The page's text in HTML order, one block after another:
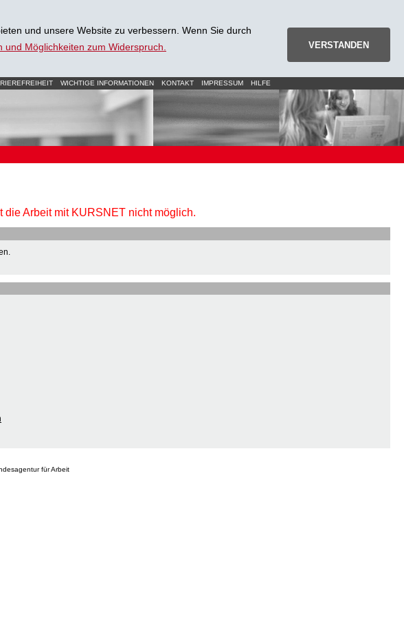
und unsere Website zu verbessern. Wenn Sie durch
Möglichkeiten zum Widerspruch. VERSTANDEN
WICHTIGE INFORMATIONEN KONTAKT IMPRESSUM HILFE
Arbeit mit KURSNET nicht möglich.
für Arbeit